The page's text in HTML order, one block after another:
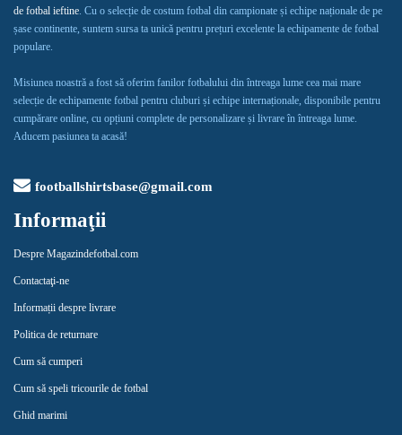
de fotbal ieftine. Cu o selecție de costum fotbal din campionate și echipe naționale de pe
șase continente, suntem sursa ta unică pentru prețuri excelente la echipamente de fotbal
populare.
Misiunea noastră a fost să oferim fanilor fotbalului din întreaga lume cea mai mare
selecție de echipamente fotbal pentru cluburi și echipe internaționale, disponibile pentru
cumpărare online, cu opțiuni complete de personalizare și livrare în întreaga lume.
Aducem pasiunea ta acasă!
footballshirtsbase@gmail.com
Informaţii
Despre Magazindefotbal.com
Contactaţi-ne
Informații despre livrare
Politica de returnare
Cum să cumperi
Cum să speli tricourile de fotbal
Ghid marimi